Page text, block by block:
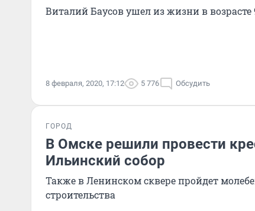
Виталий Баусов ушел из жизни в возрасте
8 февраля, 2020, 17:12 5 776 Обсудить
ГОРОД
В Омске решили провести
Ильинский собор
Также в Ленинском сквере пройдет
строительства